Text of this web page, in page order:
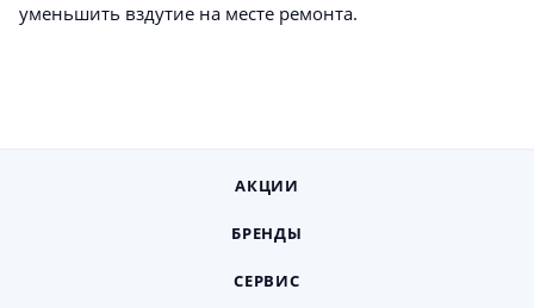
уменьшить вздутие на месте ремонта.
АКЦИИ
БРЕНДЫ
СЕРВИС